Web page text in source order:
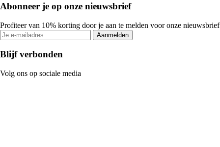
Abonneer je op onze nieuwsbrief
Profiteer van 10% korting door je aan te melden voor onze nieuwsbrief
Aanmelden
Blijf verbonden
Volg ons op sociale media